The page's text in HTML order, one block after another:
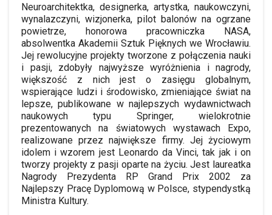
Neuroarchitektka, designerka, artystka, naukowczyni,
wynalazczyni, wizjonerka, pilot balonów na ogrzane
powietrze, honorowa pracowniczka NASA,
absolwentka Akademii Sztuk Pięknych we Wrocławiu.
Jej rewolucyjne projekty tworzone z połączenia nauki
i pasji, zdobyły najwyższe wyróżnienia i nagrody,
większość z nich jest o zasięgu globalnym,
wspierające ludzi i środowisko, zmieniające świat na
lepsze, publikowane w najlepszych wydawnictwach
naukowych typu Springer, wielokrotnie
prezentowanych na światowych wystawach Expo,
realizowane przez największe firmy. Jej życiowym
idolem i wzorem jest Leonardo da Vinci, tak jak i on
tworzy projekty z pasji oparte na życiu. Jest laureatka
Nagrody Prezydenta RP Grand Prix 2002 za
Najlepszy Pracę Dyplomową w Polsce, stypendystką
Ministra Kultury.